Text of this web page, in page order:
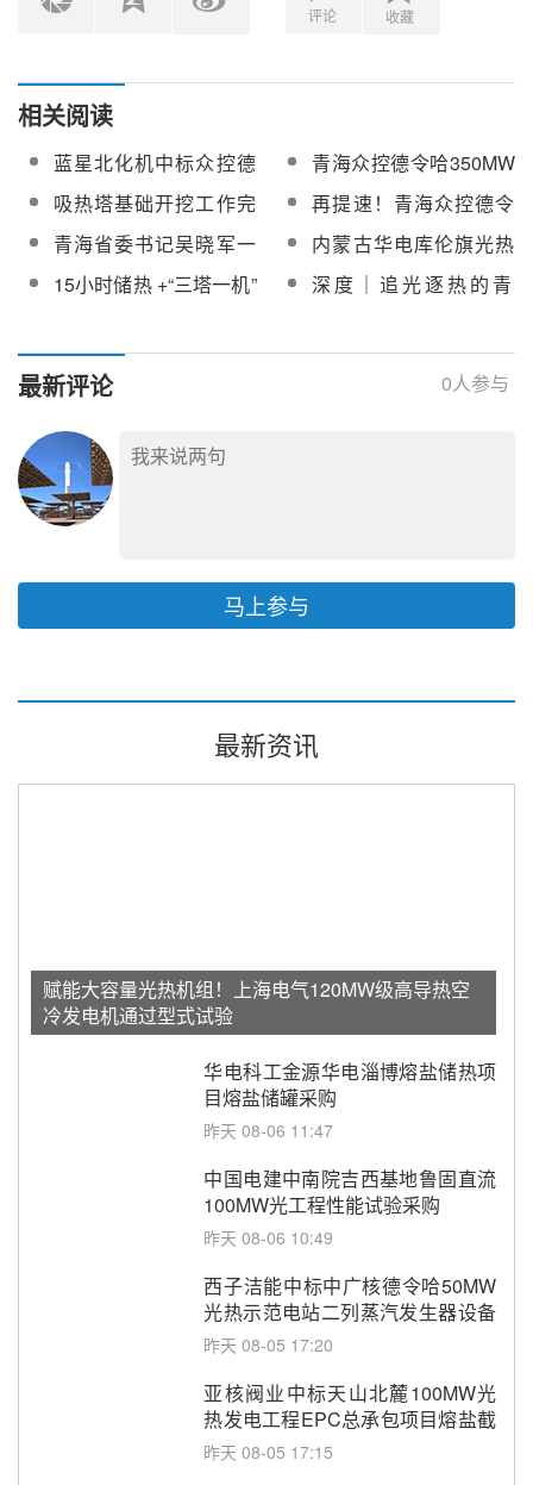
评论 收藏
相关阅读
蓝星北化机中标众控德
令哈、中控金塔两座光
热发电项目熔盐罐设计
制造等服务
青海众控德令哈350MW
光热发电示范（试点）
项目可行性研究报告顺
利通过评审
吸热塔基础开挖工作完
成！青海众控德令哈35
万千瓦光热发电示范
（试点）项目全面复工
再提速！青海众控德令
哈35万千瓦光热项目建
设进度刷新
青海省委书记吴晓军一
行莅临青海众控德令哈
35万千瓦光热发电示范
内蒙古华电库伦旗光热
项目申报方案编制咨询
服务询比采购
15小时储热 +“三塔一机”
招标
深度｜追光逐热的青
最新评论 0人参与
马上参与
最新资讯
赋能大容量光热机组！上海电气120MW级高导热空
冷发电机通过型式试验
华电科工金源华电淄博熔盐储热项
目熔盐储罐采购
昨天 08-06 11:47
中国电建中南院吉西基地鲁固直流
100MW光工程性能试验采购
昨天 08-06 10:49
西子洁能中标中广核德令哈50MW
光热示范电站二列蒸汽发生器设备
采购
昨天 08-05 17:20
亚核阀业中标天山北麓100MW光
热发电工程EPC总承包项目熔盐截
止阀、熔盐三偏心蝶阀采购
昨天 08-05 17:15